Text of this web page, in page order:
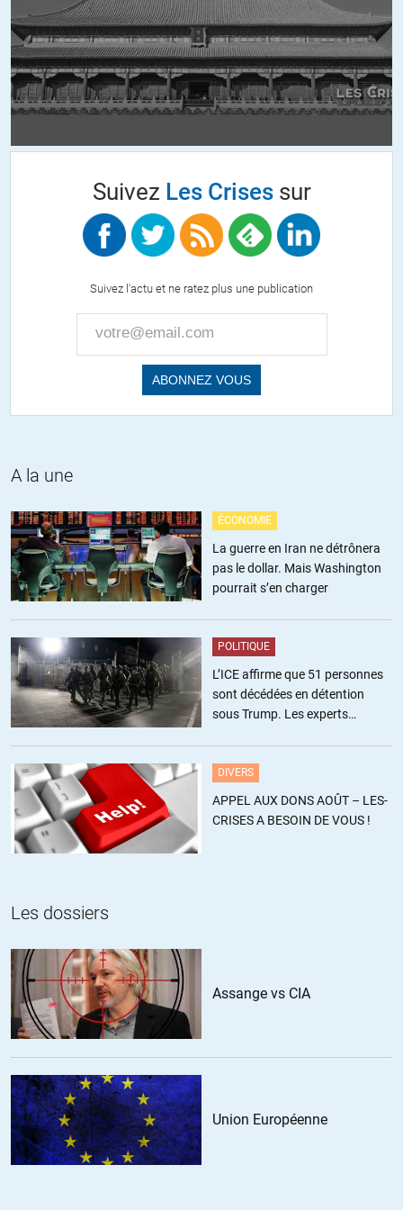
Merci à tous pour la qualité des commentaires.
ALERTER
Je n’en ai lu que la moitié du texte de Lordon.
De cette moitié, je déduis qu’il parle de la situation des idées en
économie. Votre critique tombe donc complètement à côté.
Pour illustrer mon opinion, je prends vos termes de « système
les monnaies », « pouvoir d’achat des monnaies », « pouvoir
d’achat des peuples » etc…. Je considère qu’une explication
sérieuse de chacun de ces termes peut remplir au moins un livre
épais et touffu. Je pense aussi que vous avez une idée précise de ce
qu’est le monde réel. Ce sont des idées et des concepts.
concepts entre eux. Vous créez donc un modèle des relations
de la façon de construire ce modèle. Il déplore amèrement, en long
et en large, qu’une seule représentation du monde est admise, la
dite « néoclassique ».
Nous assistons à son effondrement, à son échec. C’est ce qu’il
annonce. Il examine également quelques pistes pour faire face à
cette catastrophe.
En un mot, il n’aborde jamais ce que vous nommez le monde réel.
J’ose encore un mot. Je pose par hypothèse que c’est la société qui
à suivre à l’économie. Cela nous met en opposition radicale.
+1 ALERTER
C’est rigolo, Lordon répond par avance et involontairement à ton
« Il ne m’a jamais semblé très pertinent de juger un propos à travers
ce qu’il laisse de côté sauf
évidemment à ce que le manque ait visiblement valeur de
symptôme »;
Il traite de la finance, de la monnaie, des banques, de la science
économique, tous facteurs de la crise, et des liens avec la politique,
ce qui me semble déjà fourni.
C’est vrai qu’il ne parle pas non plus de Notre-Dame-des-Landes : ça
me paraît fumeux, c’est un symbole du capitalisme moderne :-p
Suivez Les Crisessur
Suivez l'actu et ne ratez plus une publication
A la une
ÉCONOMIE
La guerre en Iran ne détrônera
pas le dollar. Mais Washington
pourrait s’en charger
POLITIQUE
L’ICE affirme que 51 personnes
sont décédées en détention
sous Trump. Les experts
DIVERS
APPEL AUX DONS AOÛT – LES-
CRISES A BESOIN DE VOUS !
Les dossiers
Assange vs CIA
Union Européenne